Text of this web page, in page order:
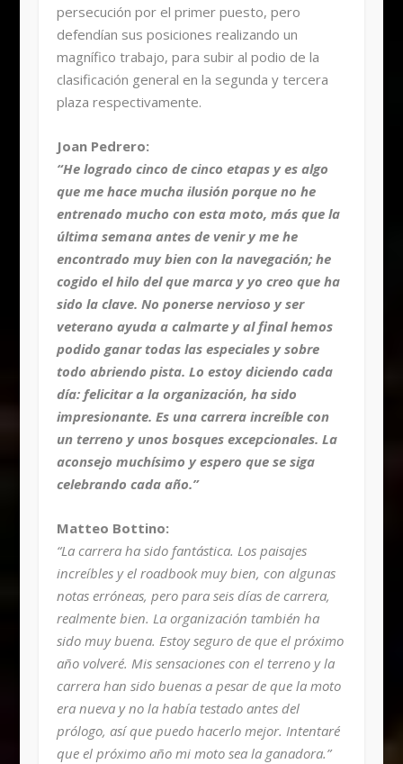
persecución por el primer puesto, pero
defendían sus posiciones realizando un
magnífico trabajo, para subir al podio de la
clasificación general en la segunda y tercera
plaza respectivamente.
Joan Pedrero:
“He logrado cinco de cinco etapas y es algo
que me hace mucha ilusión porque no he
entrenado mucho con esta moto, más que la
última semana antes de venir y me he
encontrado muy bien con la navegación; he
cogido el hilo del que marca y yo creo que ha
sido la clave. No ponerse nervioso y ser
veterano ayuda a calmarte y al final hemos
podido ganar todas las especiales y sobre
todo abriendo pista. Lo estoy diciendo cada
día: felicitar a la organización, ha sido
impresionante. Es una carrera increíble con
un terreno y unos bosques excepcionales. La
aconsejo muchísimo y espero que se siga
celebrando cada año.”
Matteo Bottino:
“La carrera ha sido fantástica. Los paisajes
increíbles y el roadbook muy bien, con algunas
notas erróneas, pero para seis días de carrera,
realmente bien. La organización también ha
sido muy buena. Estoy seguro de que el próximo
año volveré. Mis sensaciones con el terreno y la
carrera han sido buenas a pesar de que la moto
era nueva y no la había testado antes del
prólogo, así que puedo hacerlo mejor. Intentaré
que el próximo año mi moto sea la ganadora.”